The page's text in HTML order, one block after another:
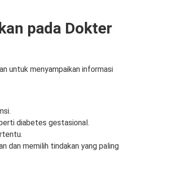
pada Dokter
untuk menyampaikan informasi
diabetes gestasional.
dan memilih tindakan yang paling